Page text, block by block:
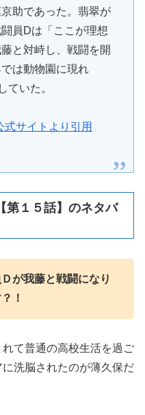
助であった。翡翠が
員Dは「ここが理想
と対峙し、戦闘を開
は動物園に現れ
ていた。
サイトより引用
第１５話】のネタバ
が我藤と戦闘になり
！
て普通の高校生活を過ご
洗脳されたのが薄久保だ